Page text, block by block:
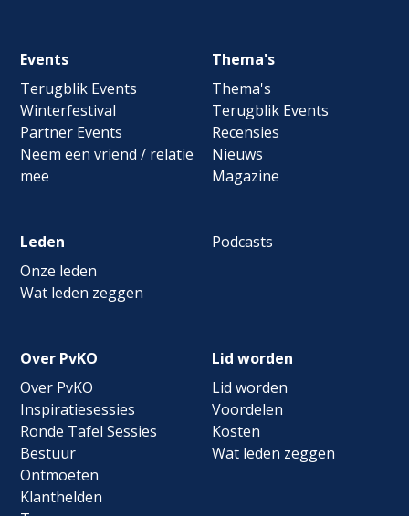
Footer
navigation
Events
Terugblik Events
Winterfestival
Partner Events
Neem een vriend / relatie
mee
Thema's
Thema's
Terugblik Events
Recensies
Nieuws
Magazine
Leden
Onze leden
Wat leden zeggen
Podcasts
Over PvKO
Over PvKO
Inspiratiesessies
Ronde Tafel Sessies
Bestuur
Ontmoeten
Klanthelden
Lid worden
Lid worden
Voordelen
Kosten
Wat leden zeggen